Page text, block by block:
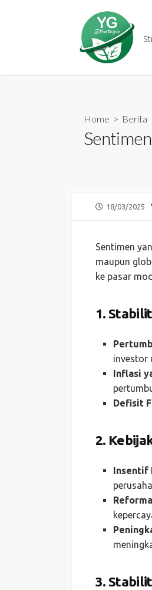
Home > Berita
PUBLISHED
18/03/2025
Sentimen
maupun
ke pasar
1.
investor
Inflasi
Defisit
2.
Insentif
3.